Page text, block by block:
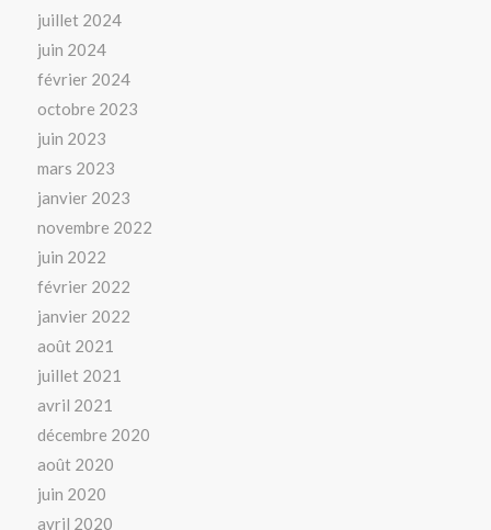
juillet 2024
juin 2024
février 2024
octobre 2023
juin 2023
mars 2023
janvier 2023
novembre 2022
juin 2022
février 2022
janvier 2022
août 2021
juillet 2021
avril 2021
décembre 2020
août 2020
juin 2020
avril 2020